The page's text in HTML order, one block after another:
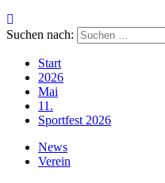
Suchen nach:
Start
2026
Mai
11.
Sportfest 2026
News
Verein